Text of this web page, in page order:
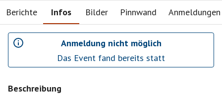
Berichte Infos Bilder Pinnwand Anmeldungen
Anmeldung nicht möglich
Das Event fand bereits statt
Beschreibung